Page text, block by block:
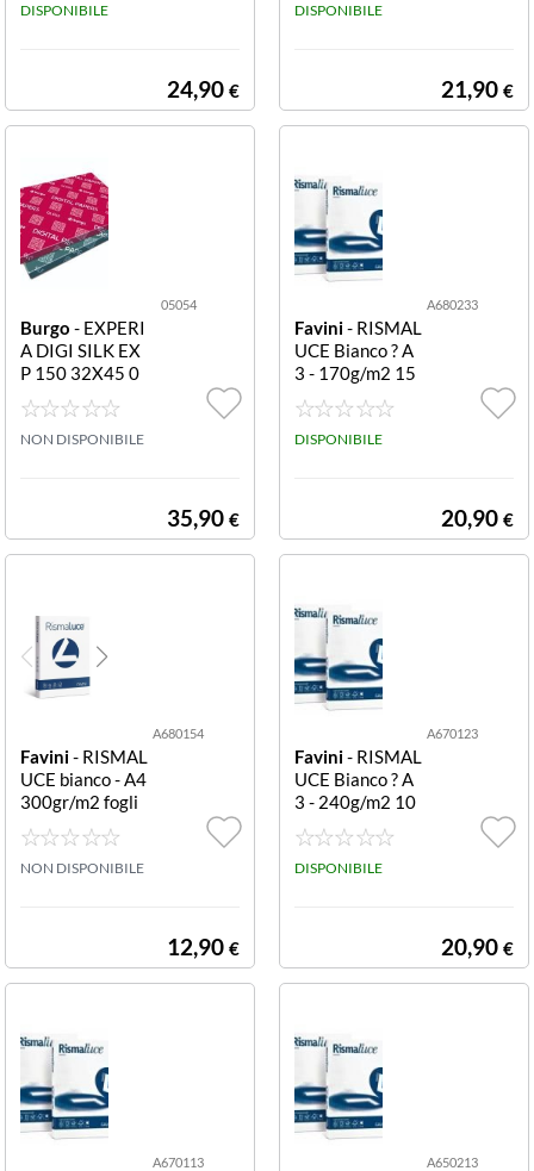
A71C353 LE CI
DISPONIBILE
24,90 €
CIRQUE:80 LIL
DISPONIBILE
21,90 €
05054
Burgo - EXPERI
A DIGI SILK EX
P 150 32X45 0
5054 EXP DIGI
SILK 150 32X4
5
NON DISPONIBILE
35,90 €
A680233
Favini- RISMAL
UCE Bianco ? A
3 - 170g/m2 15
0fogli CF150 FG
A680233 RISM
ALUCE A3 170
DISPONIBILE
20,90 €
A680154
Favini- RISMAL
UCE bianco - A4
300gr/m2 fogli
CF100 FG A680
154 RISMALUC
E:300 BIANCO
NON DISPONIBILE
12,90 €
A670123
Favini- RISMAL
UCE Bianco ? A
3 - 240g/m2 10
0fogli CF100 FG
A670123 RISM
ALUCE A3 240
DISPONIBILE
20,90 €
A670113 A650213